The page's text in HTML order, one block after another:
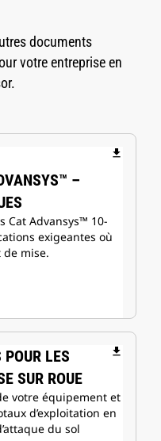
documents
votre entreprise en
–
file_download
Cat Advansys™ 10-
exigeantes où
mise.
LES
SUR ROUE
file_download
votre équipement et
d’exploitation en
du sol